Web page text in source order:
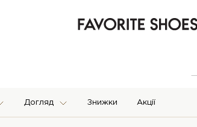
Догляд Знижки Акції